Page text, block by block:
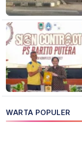
WARTA POPULER